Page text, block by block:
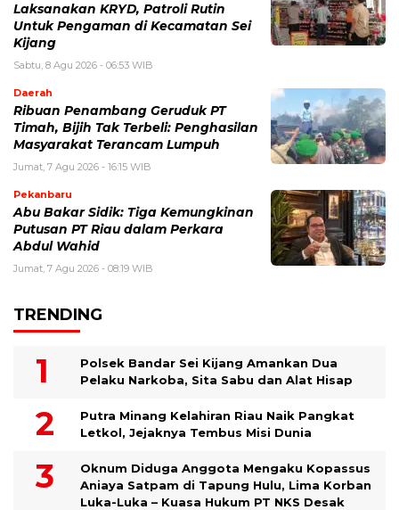
Laksanakan KRYD, Patroli Rutin
Untuk Pengaman di Kecamatan Sei
Kijang
Sabtu, 8 Agu 2026 - 06:53 WIB
Daerah
Ribuan Penambang Geruduk PT
Timah, Bijih Tak Terbeli: Penghasilan
Masyarakat Terancam Lumpuh
Jumat, 7 Agu 2026 - 16:15 WIB
Pekanbaru
Abu Bakar Sidik: Tiga Kemungkinan
Putusan PT Riau dalam Perkara
Abdul Wahid
Jumat, 7 Agu 2026 - 08:19 WIB
TRENDING
Polsek Bandar Sei Kijang Amankan Dua
Pelaku Narkoba, Sita Sabu dan Alat Hisap
Putra Minang Kelahiran Riau Naik Pangkat
Letkol, Jejaknya Tembus Misi Dunia
Oknum Diduga Anggota Mengaku Kopassus
Aniaya Satpam di Tapung Hulu, Lima Korban
Luka-Luka – Kuasa Hukum PT NKS Desak